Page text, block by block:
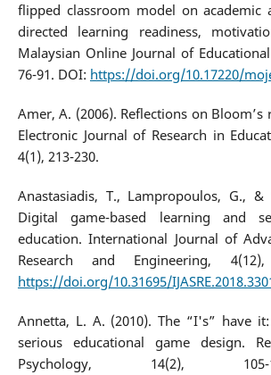
flipped classroom model on academic
directed learning readiness,
Malaysian Online Journal of
76-91. DOI: https://doi.org/10.17220/
Amer, A. (2006). Reflections on
Electronic Journal of Research in
4(1), 213-230.
Anastasiadis, T., Lampropoulos, G., &
Digital game-based learning and
education. International Journal of
Research and Engineering,
https://doi.org/10.31695/
Annetta, L. A. (2010). The “I's” have
serious educational game design.
Psychology, 14(2),